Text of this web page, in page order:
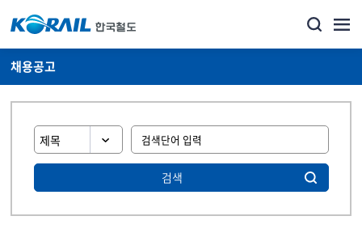
채용공고
검색